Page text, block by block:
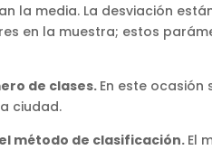
la media. La desviación
en la muestra; estos
de clases. En este
ciudad.
método de clasificación. El